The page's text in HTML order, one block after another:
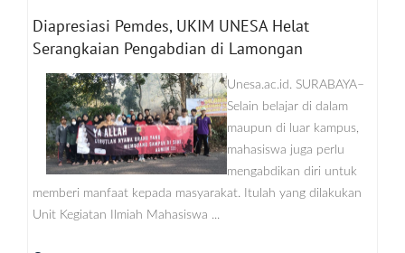
Diapresiasi Pemdes, UKIM UNESA Helat
Serangkaian Pengabdian di Lamongan
Unesa.ac.id. SURABAYA–
Selain belajar di dalam
maupun di luar kampus,
mahasiswa juga perlu
mengabdikan diri untuk
memberi manfaat kepada masyarakat. Itulah yang dilakukan
Unit Kegiatan Ilmiah Mahasiswa ...